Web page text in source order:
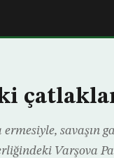
ermesiyle,
Varşova